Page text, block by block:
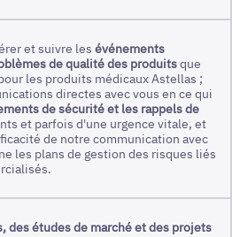
et suivre lesévénements
de qualité des produitsque
les produits médicaux Astellas ;
directes avec vous en ce qui
de sécurité et les rappels de
et parfois d'une urgence vitale, et
de notre communication avec
les plans de gestion des risques liés
des études de marché et des projets